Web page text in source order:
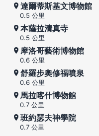
達爾蒂斯基文博物館
0.5 公里
本薩拉清真寺
0.5 公里
摩洛哥藝術博物館
0.6 公里
舒羅步奧修福噴泉
0.6 公里
馬拉喀什博物館
0.7 公里
班約瑟夫神學院
0.7 公里